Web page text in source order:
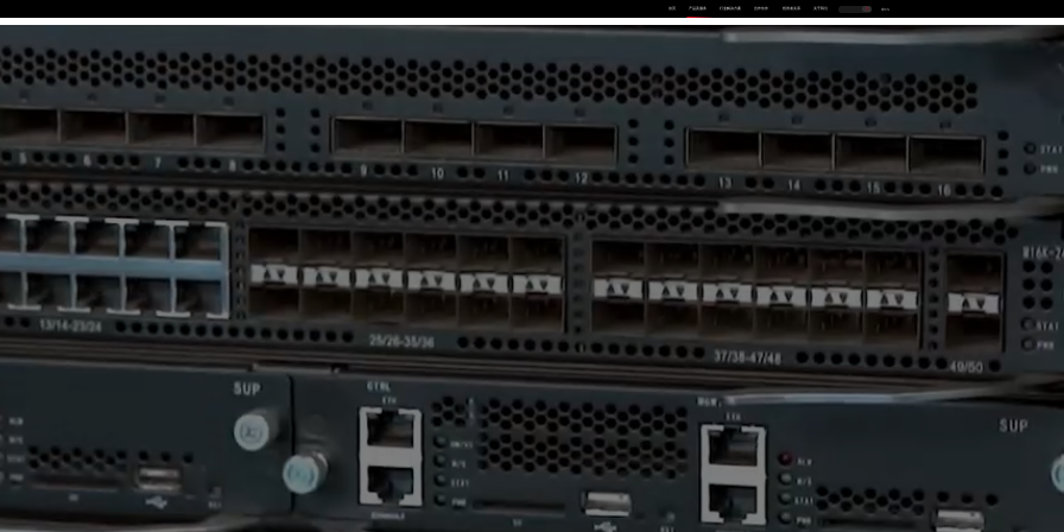
首页 产品及服务 行业解决方案 合作伙伴 投资者关系 关于我们 中EN